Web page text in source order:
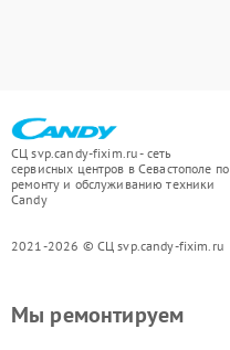
СЦ svp.candy-fixim.ru - сеть
сервисных центров в Севастополе по
ремонту и обслуживанию техники
Candy
2021-2026 © СЦ svp.candy-fixim.ru
Мы ремонтируем